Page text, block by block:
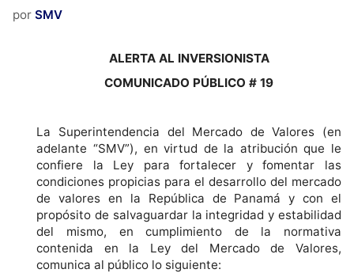
por SMV
ALERTA AL INVERSIONISTA
COMUNICADO PÚBLICO # 19
La Superintendencia del Mercado de Valores (en
adelante “SMV”), en virtud de la atribución que le
confiere la Ley para fortalecer y fomentar las
condiciones propicias para el desarrollo del mercado
de valores en la República de Panamá y con el
propósito de salvaguardar la integridad y estabilidad
del mismo, en cumplimiento de la normativa
contenida en la Ley del Mercado de Valores,
comunica al público lo siguiente: